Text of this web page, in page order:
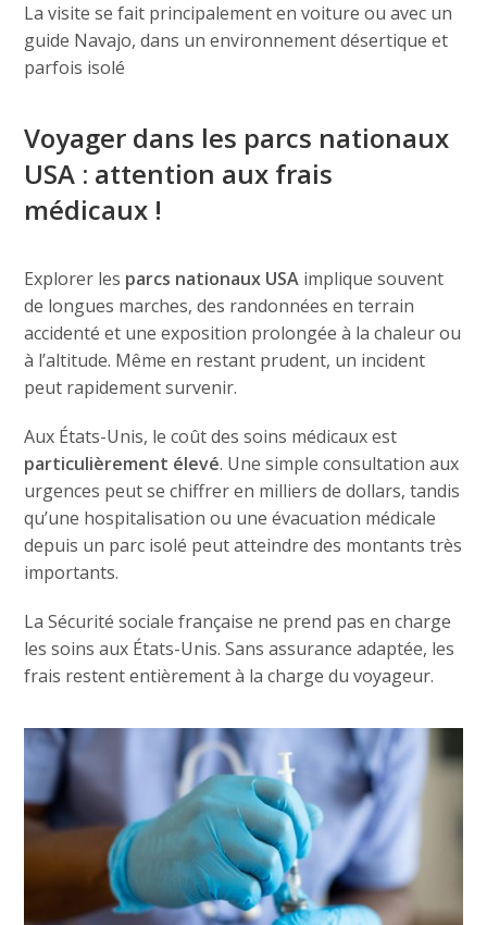
La visite se fait principalement en voiture ou avec un
guide Navajo, dans un environnement désertique et
parfois isolé
Voyager dans les parcs nationaux
USA : attention aux frais
médicaux !
Explorer les parcs nationaux USA implique souvent
de longues marches, des randonnées en terrain
accidenté et une exposition prolongée à la chaleur ou
à l’altitude. Même en restant prudent, un incident
peut rapidement survenir.
Aux États-Unis, le coût des soins médicaux est
particulièrement élevé. Une simple consultation aux
urgences peut se chiffrer en milliers de dollars, tandis
qu’une hospitalisation ou une évacuation médicale
depuis un parc isolé peut atteindre des montants très
importants.
La Sécurité sociale française ne prend pas en charge
les soins aux États-Unis. Sans assurance adaptée, les
frais restent entièrement à la charge du voyageur.